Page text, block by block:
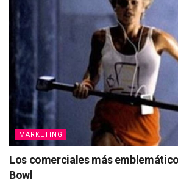
MARKETING
Los comerciales más
Bowl